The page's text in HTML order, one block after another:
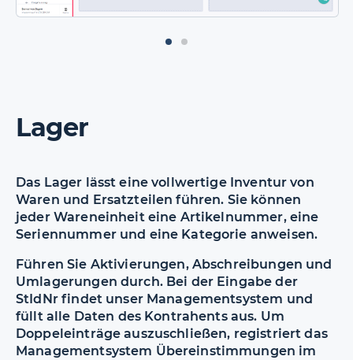
Lager
Das Lager lässt eine vollwertige Inventur von
Waren und Ersatzteilen führen. Sie können
jeder Wareneinheit eine Artikelnummer, eine
Seriennummer und eine Kategorie anweisen.
Führen Sie Aktivierungen, Abschreibungen und
Umlagerungen durch. Bei der Eingabe der
StIdNr findet unser Managementsystem und
füllt alle Daten des Kontrahents aus. Um
Doppeleinträge auszuschließen, registriert das
Managementsystem Übereinstimmungen im